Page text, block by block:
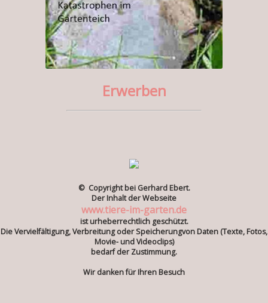
Erwerben
© Copyright bei Gerhard Ebert.
Der Inhalt der Webseite
www.tiere-im-garten.de
ist urheberrechtlich geschützt.
Die Vervielfältigung, Verbreitung oder Speicherungvon Daten (Texte, Fotos,
Movie- und Videoclips)
bedarf der Zustimmung.
Wir danken für Ihren Besuch